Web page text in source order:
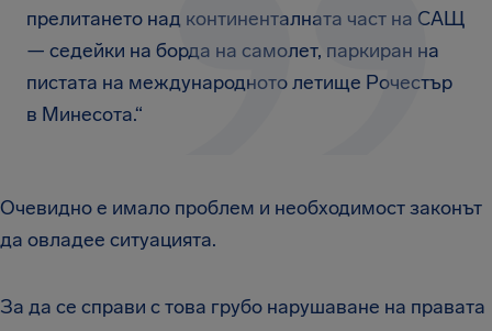
прелитането над континенталната част на САЩ
— седейки на борда на самолет, паркиран на
пистата на международното летище Рочестър
в Минесота.“
Очевидно е имало проблем и необходимост законът
да овладее ситуацията.
За да се справи с това грубо нарушаване на правата